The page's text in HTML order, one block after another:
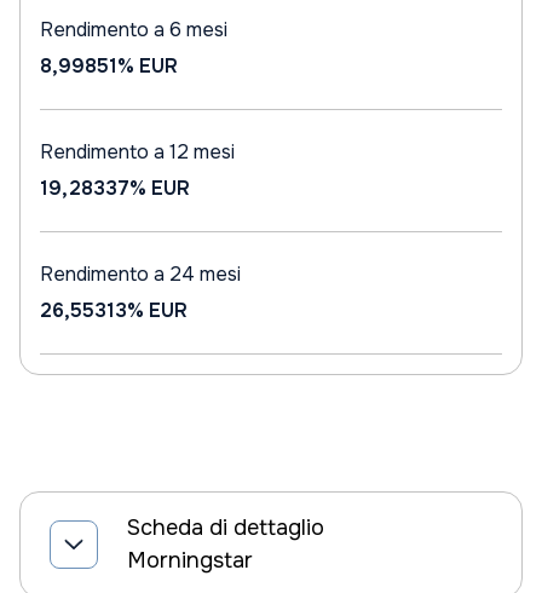
Rendimento a 6 mesi
8,99851% EUR
Rendimento a 12 mesi
19,28337% EUR
Rendimento a 24 mesi
26,55313% EUR
Scheda di dettaglio
Morningstar